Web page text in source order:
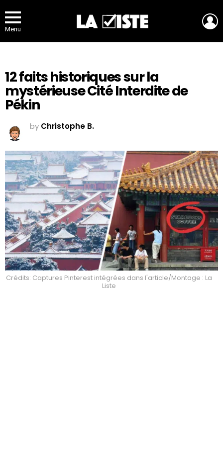
Menu
12 faits historiques sur la
mystérieuse Cité Interdite de
Pékin
by Christophe B.
Crédits: Captures Pinterest intégrées dans l'article/Montage : La
Liste